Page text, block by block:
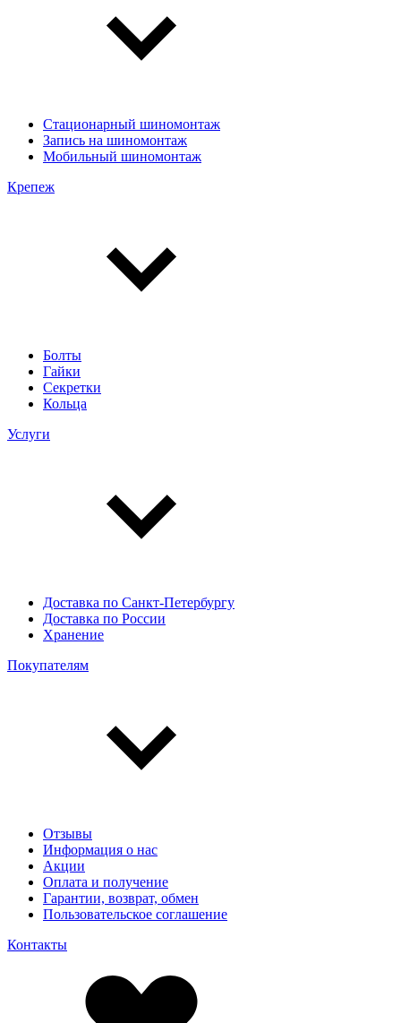
Стационарный шиномонтаж
Запись на шиномонтаж
Мобильный шиномонтаж
Крепеж
Болты
Гайки
Секретки
Кольца
Услуги
Доставка по Санкт-Петербургу
Доставка по России
Хранение
Покупателям
Отзывы
Информация о нас
Акции
Оплата и получение
Гарантии, возврат, обмен
Пользовательское соглашение
Контакты